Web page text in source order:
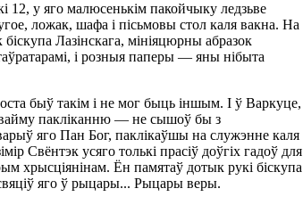
у яго малюсенькім пакойчыку ледзьве
ложак, шафа і пісьмовы стол каля вакна. На
біскупа Лазінскага, мініяцюрны абразок
і розныя паперы — яны нібыта
быў такім і не мог быць іншым. І ў Варкуце,
пакліканню — не сышоў бы з
яго Пан Бог, паклікаўшы на служэнне каля
Свёнтэк усяго толькі прасіў доўгіх гадоў для
хрысціянінам. Ён памятаў дотык рукі біскупа
яго ў рыцары... Рыцары веры.